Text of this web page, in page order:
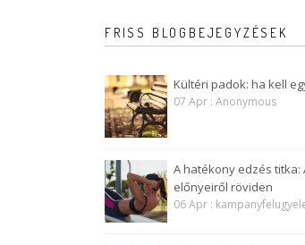
FRISS BLOGBEJEGYZÉSEK
Kültéri padok: ha kell
07 Apr : Anonymous
A hatékony edzés
előnyeiről röviden
06 Apr :